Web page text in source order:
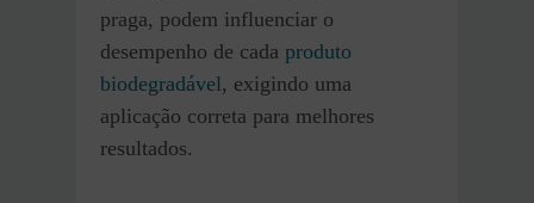
praga, podem influenciar o
desempenho de cada produto
biodegradável, exigindo uma
aplicação correta para melhores
resultados.